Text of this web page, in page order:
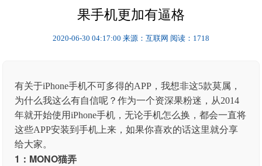
果手机更加有逼格
2020-06-30 04:17:00 来源：互联网 阅读：1718
有关于iPhone手机不可多得的APP，我想非这5款莫属，
为什么我这么有自信呢？作为一个资深果粉迷，从2014
年就开始使用iPhone手机，无论手机怎么换，都会一直将
这些APP安装到手机上来，如果你喜欢的话这里就分享
给大家。
1：MONO猫弄